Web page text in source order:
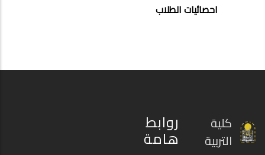
احصائيات الطلاب
كلية
التربية
روابط
هامة